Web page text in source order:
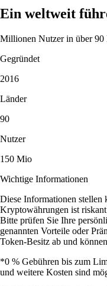
Ein weltweit
Millionen Nutzer in über 90
Gegründet
2016
Länder
90
Nutzer
150 Mio
Wichtige Informationen
Diese Informationen stellen
Kryptowährungen ist
Bitte prüfen Sie Ihre
genannten Vorteile oder
Token-Besitz ab und
*0 % Gebühren bis zum
und weitere Kosten sind